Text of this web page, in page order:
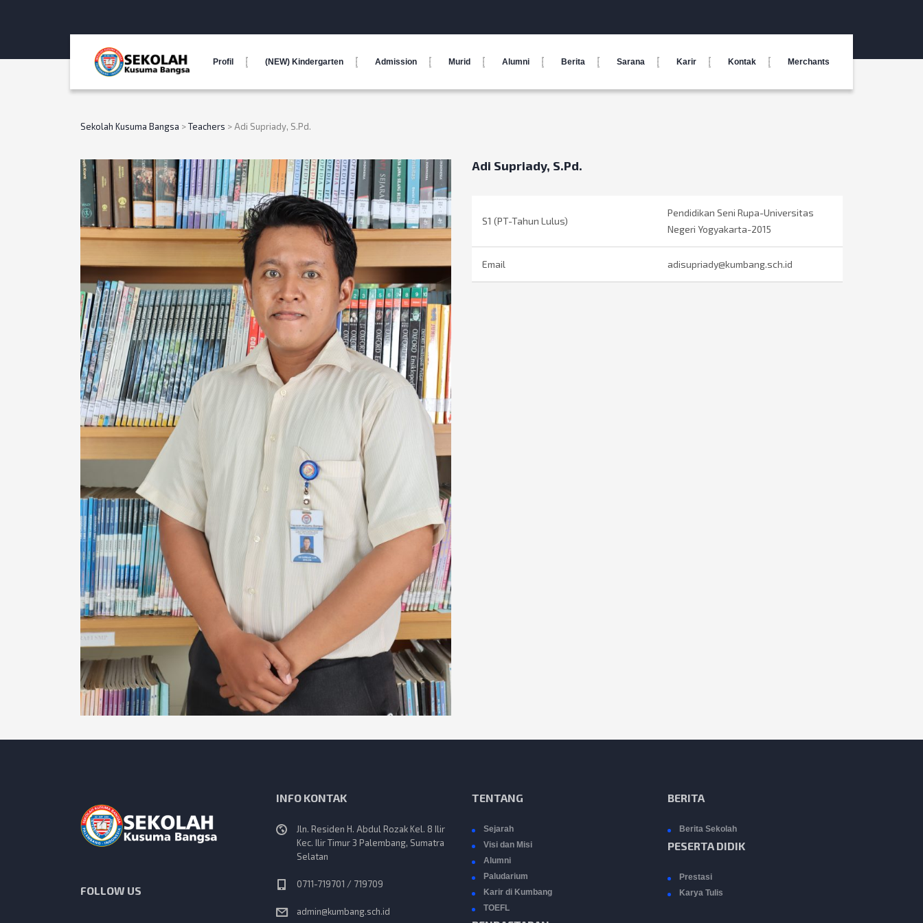
Profil (NEW) Kindergarten Admission Murid Alumni Berita Sarana Karir Kontak Merchants
Sekolah Kusuma Bangsa >Teachers > Adi Supriady, S.Pd.
Adi Supriady, S.Pd.
S1 (PT-Tahun Lulus)
Pendidikan Seni Rupa-Universitas
Negeri Yogyakarta-2015
Email adisupriady@kumbang.sch.id
FOLLOW US
INFO KONTAK
Jln. Residen H. Abdul Rozak Kel. 8 Ilir
Kec. Ilir Timur 3 Palembang, Sumatra
Selatan
0711-719701 / 719709
admin@kumbang.sch.id
TENTANG
Sejarah
Visi dan Misi
Alumni
Paludarium
Karir di Kumbang
TOEFL
BERITA
Berita Sekolah
PESERTA DIDIK
Prestasi
Karya Tulis